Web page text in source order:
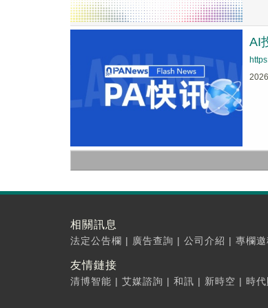
AI
相關訊息
法定公告欄 | 廣告查詢 | 公司介紹 | 專欄邀
友情鏈接
清博智能 | 艾媒諮詢 | 和訊 | 新時空 | 時